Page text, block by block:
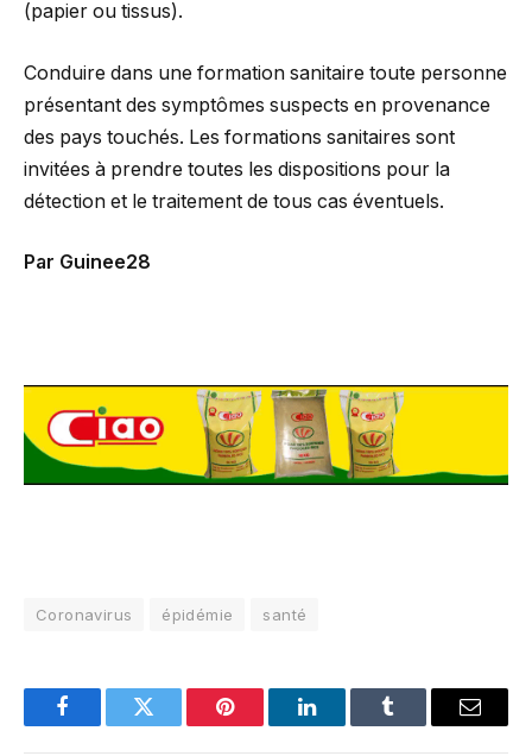
(papier ou tissus).
Conduire dans une formation sanitaire toute personne
présentant des symptômes suspects en provenance
des pays touchés. Les formations sanitaires sont
invitées à prendre toutes les dispositions pour la
détection et le traitement de tous cas éventuels.
Par Guinee28
Coronavirus épidémie santé
FacebookTwitter Pinterest LinkedInTumblr Email